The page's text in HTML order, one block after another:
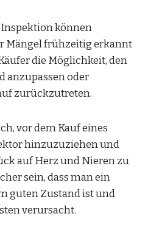
können
Mängel frühzeitig erkannt
die Möglichkeit, den
anzupassen oder
zurückzutreten.
vor dem Kauf eines
hinzuzuziehen und
auf Herz und Nieren zu
sein, dass man ein
guten Zustand ist und
verursacht.